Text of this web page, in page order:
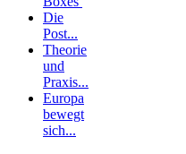
Die
Post...
Theorie
und
Praxis...
Europa
bewegt
sich...